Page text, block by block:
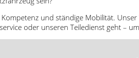
und ständige Mobilität.
oder unseren Teiledienst geht –